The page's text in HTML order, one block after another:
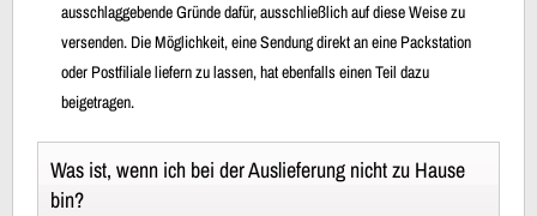
ausschlaggebende Gründe dafür, ausschließlich auf diese Weise zu
versenden. Die Möglichkeit, eine Sendung direkt an eine Packstation
oder Postfiliale liefern zu lassen, hat ebenfalls einen Teil dazu
beigetragen.
Was ist, wenn ich bei der Auslieferung nicht zu Hause
bin?